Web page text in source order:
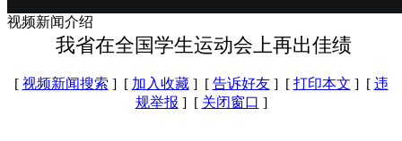
视频新闻介绍
我省在全国学生运动会上再出佳绩
[ 视频新闻搜索 ] [ 加入收藏] [ 告诉好友] [ 打印本文 ] [ 违
规举报 ] [ 关闭窗口 ]